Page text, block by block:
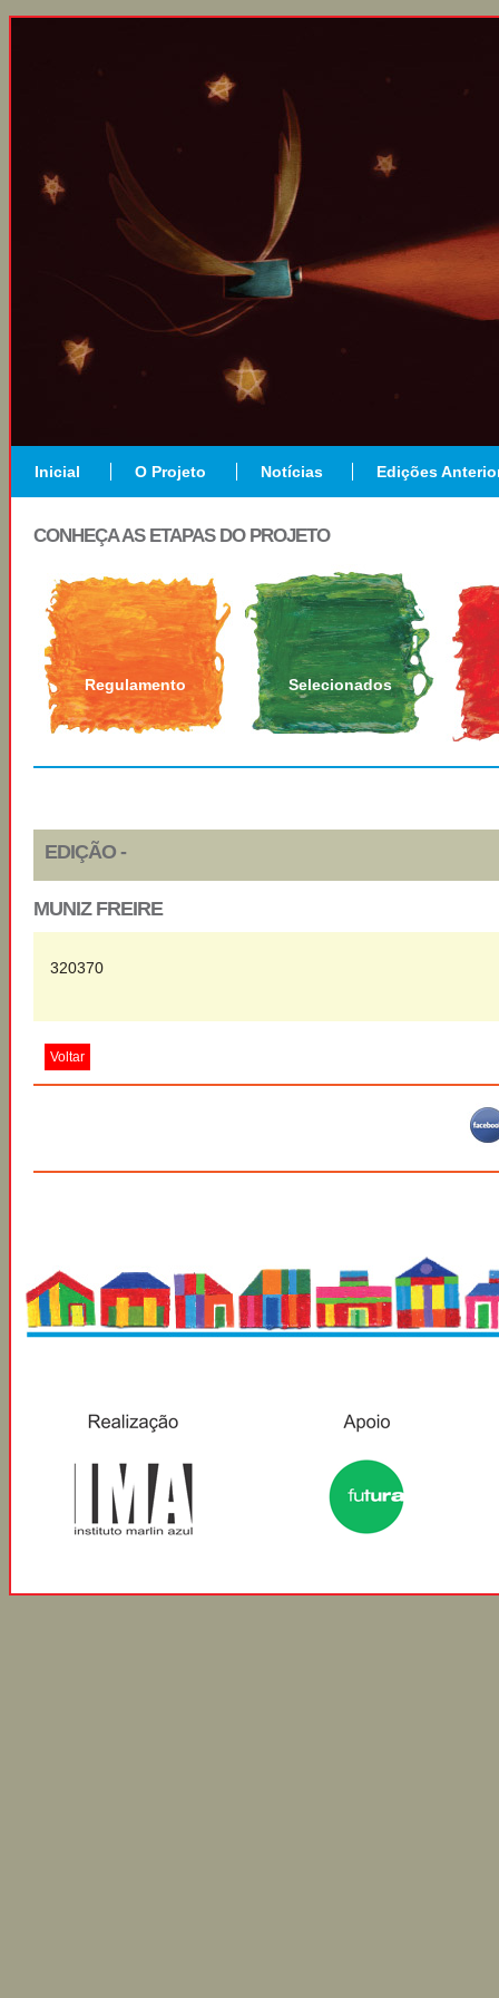
Inicial O Projeto Notícias Edições
CONHEÇA AS ETAPAS DO PROJETO
Regulamento Selecionados
EDIÇÃO -
MUNIZ FREIRE
320370
Voltar